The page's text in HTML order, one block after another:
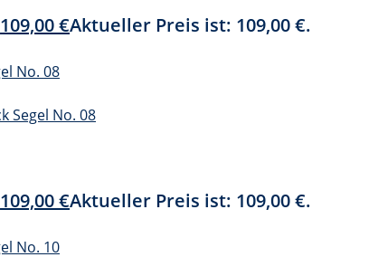
109,00€Aktueller Preis ist: 109,00 €.
109,00€Aktueller Preis ist: 109,00 €.